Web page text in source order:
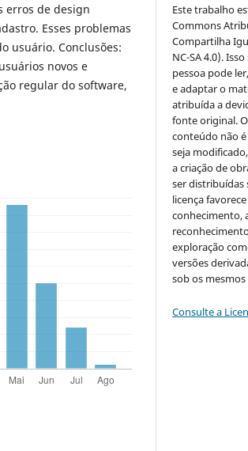
erros de design
Esses problemas
usuário. Conclusões:
novos e
regular do software,
Este trabalho
Commons
Compartilha
NC-SA 4.0).
pessoa pode
e adaptar o
atribuída a
fonte original.
conteúdo não
seja
a criação de
ser distribuídas
licença
conhecimento,
exploração
versões
sob os
Consulte a